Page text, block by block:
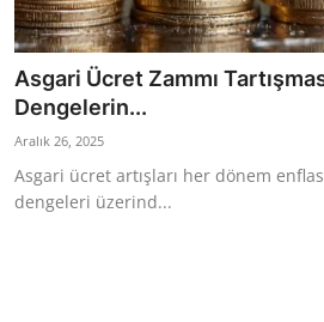
Eğitim
Ekonomi
Özel Haber
Asgari Ücret Zammı
Dengelerin...
Aralık 26, 2025
Asgari ücret artışları her dönem
dengeleri üzerind...